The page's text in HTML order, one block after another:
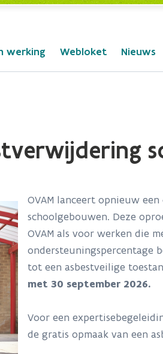
werking Webloket Nieuws
OVAM lanceert opnieuw
schoolgebouwen. Deze
OVAM als voor werken die
ondersteuningspercentage
tot een asbestveilige
met 30 september 2026.
Voor een
de gratis opmaak van een